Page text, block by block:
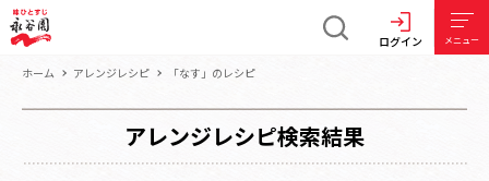
ログイン メニュー
ホーム アレンジレシピ 「なす」のレシピ
アレンジレシピ検索結果